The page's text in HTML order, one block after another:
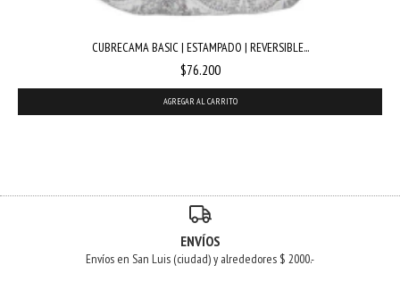
CUBRECAMA BASIC | ESTAMPADO | REVERSIBLE...
$76.200
AGREGAR AL CARRITO
ENVÍOS
Envíos en San Luis (ciudad) y alrededores $ 2000.-